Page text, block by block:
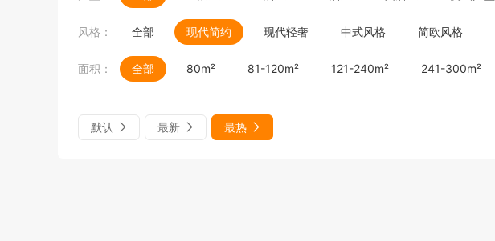
风格： 全部 现代简约 现代轻奢 中式风格 简欧风格
面积： 全部 80m² 81-120m² 121-240m² 241-300m²
默认 最新 最热